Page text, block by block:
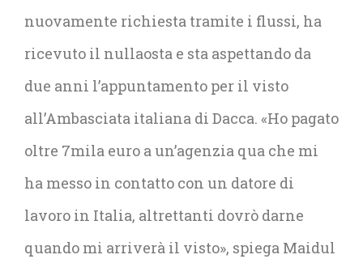
nuovamente richiesta tramite i flussi, ha
ricevuto il nullaosta e sta aspettando da
due anni l’appuntamento per il visto
all’Ambasciata italiana di Dacca. «Ho pagato
oltre 7mila euro a un’agenzia qua che mi
ha messo in contatto con un datore di
lavoro in Italia, altrettanti dovrò darne
quando mi arriverà il visto», spiega Maidul